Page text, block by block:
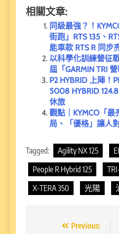
相關文章:
同級最強？！
街跑」RTS 135、
能車款 RTS R 同步
以科學化訓練營征
屆「GARMIN TRI
P2 HYBRID 上陣！
5008 HYBRID
休旅
觀點｜KYMCO「
局、「優格」讓人
Tagged: Agility NX 125
People R Hybrid 125
X-TERA 350
光陽
Previous: